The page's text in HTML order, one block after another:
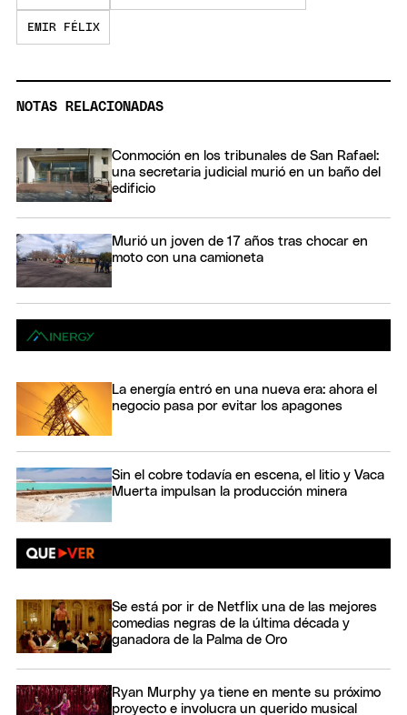
EMIR FÉLIX
NOTAS RELACIONADAS
Conmoción en los tribunales de San Rafael:
una secretaria judicial murió en un baño del
edificio
Murió un joven de 17 años tras chocar en
moto con una camioneta
La energía entró en una nueva era: ahora el
negocio pasa por evitar los apagones
Sin el cobre todavía en escena, el litio y Vaca
Muerta impulsan la producción minera
Se está por ir de Netflix una de las mejores
comedias negras de la última década y
ganadora de la Palma de Oro
Ryan Murphy ya tiene en mente su próximo
proyecto e involucra un querido musical